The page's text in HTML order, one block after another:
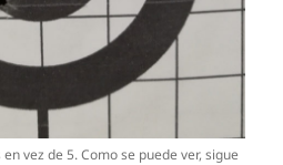
vez de 5. Como se puede ver, sigue